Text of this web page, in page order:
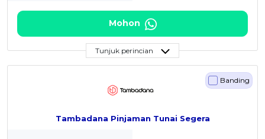
Mohon
Tunjuk perincian
Tambadana Pinjaman Tunai Segera
Banding